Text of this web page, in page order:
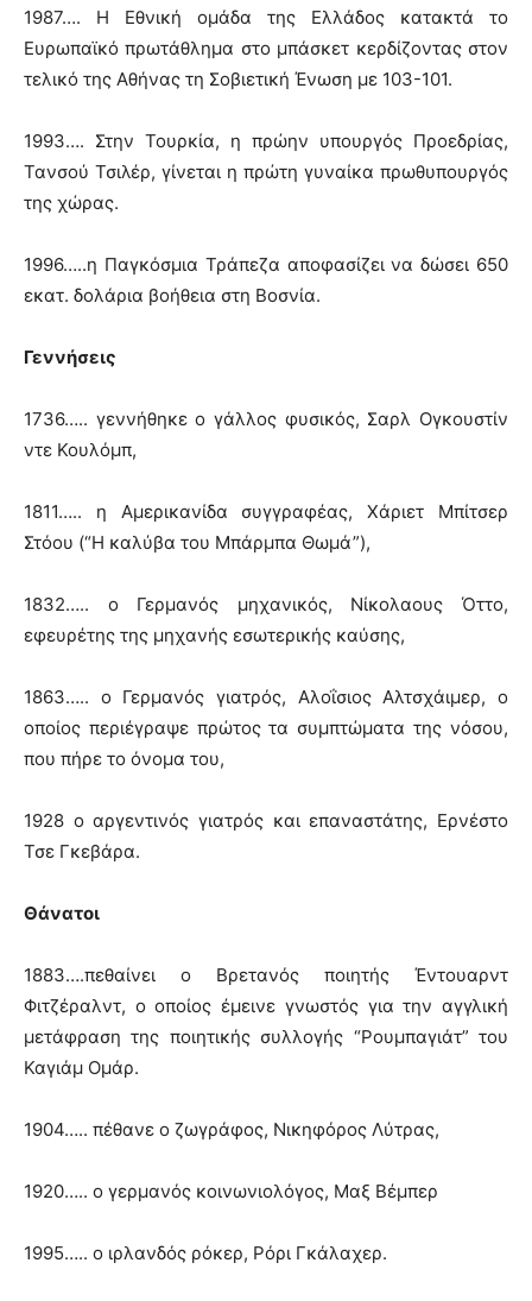
1987…. Η Εθνική ομάδα της Ελλάδος κατακτά το
Ευρωπαϊκό πρωτάθλημα στο μπάσκετ κερδίζοντας στον
τελικό της Αθήνας τη Σοβιετική Ένωση με 103-101.
1993…. Στην Τουρκία, η πρώην υπουργός Προεδρίας,
Τανσού Τσιλέρ, γίνεται η πρώτη γυναίκα πρωθυπουργός
της χώρας.
1996…..η Παγκόσμια Τράπεζα αποφασίζει να δώσει 650
εκατ. δολάρια βοήθεια στη Βοσνία.
Γεννήσεις
1736….. γεννήθηκε ο γάλλος φυσικός, Σαρλ Ογκουστίν
ντε Κουλόμπ,
1811….. η Αμερικανίδα συγγραφέας, Χάριετ Μπίτσερ
Στόου (“Η καλύβα του Μπάρμπα Θωμά”),
1832….. ο Γερμανός μηχανικός, Νίκολαους Όττο,
εφευρέτης της μηχανής εσωτερικής καύσης,
1863….. ο Γερμανός γιατρός, Αλοΐσιος Αλτσχάιμερ, ο
οποίος περιέγραψε πρώτος τα συμπτώματα της νόσου,
που πήρε το όνομα του,
1928 ο αργεντινός γιατρός και επαναστάτης, Ερνέστο
Τσε Γκεβάρα.
Θάνατοι
1883….πεθαίνει ο Βρετανός ποιητής Έντουαρντ
Φιτζέραλντ, ο οποίος έμεινε γνωστός για την αγγλική
μετάφραση της ποιητικής συλλογής “Ρουμπαγιάτ” του
Καγιάμ Ομάρ.
1904….. πέθανε ο ζωγράφος, Νικηφόρος Λύτρας,
1920….. ο γερμανός κοινωνιολόγος, Μαξ Βέμπερ
1995….. ο ιρλανδός ρόκερ, Ρόρι Γκάλαχερ.